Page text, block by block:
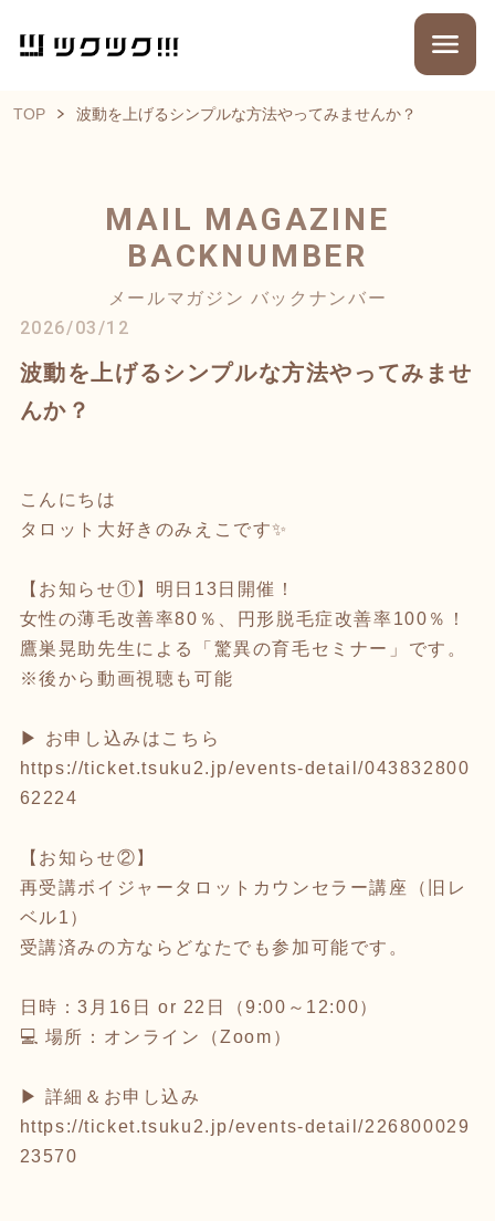
TOP 波動を上げるシンプルな方法やってみませんか？
MAIL MAGAZINE
BACKNUMBER
メールマガジン バックナンバー
2026/03/12
波動を上げるシンプルな方法やってみませ
んか？
こんにちは
タロット大好きのみえこです✨
【お知らせ①】明日13日開催！
女性の薄毛改善率80％、円形脱毛症改善率100％！
鷹巣晃助先生による「驚異の育毛セミナー」です。
※後から動画視聴も可能
▶︎ お申し込みはこちら
https://ticket.tsuku2.jp/events-detail/043832800
62224
【お知らせ②】
再受講ボイジャータロットカウンセラー講座（旧レ
ベル1）
受講済みの方ならどなたでも参加可能です。
日時：3月16日 or 22日（9:00～12:00）
💻 場所：オンライン（Zoom）
▶︎ 詳細＆お申し込み
https://ticket.tsuku2.jp/events-detail/226800029
23570